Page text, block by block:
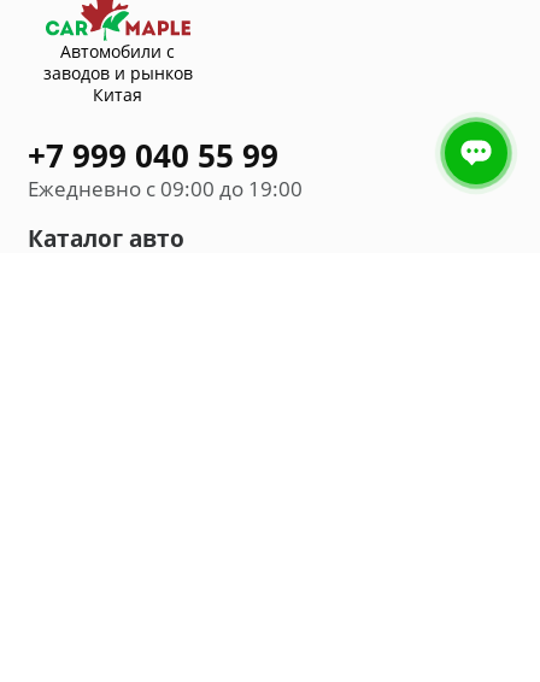
Автомобили с
заводов и рынков
Китая
+7 999 040 55 99
Ежедневно с 09:00 до 19:00
Каталог авто